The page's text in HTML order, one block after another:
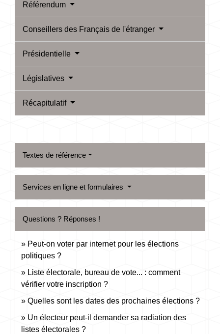
Référendum
Conseillers des Français de l'étranger
Présidentielle
Législatives
Récapitulatif
Textes de référence
Services en ligne et formulaires
Questions ? Réponses !
Peut-on voter par internet pour les élections
politiques ?
Liste électorale, bureau de vote... : comment
vérifier votre inscription ?
Quelles sont les dates des prochaines élections ?
Un électeur peut-il demander sa radiation des
listes électorales ?